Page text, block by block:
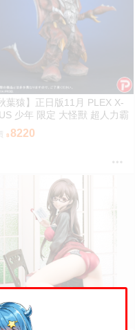
葉猿】正日版11月 PLEX X-
少年 限定 大怪獸 超人力霸
迪卡 迪迦 超古代鳥 美爾巴 少
8220